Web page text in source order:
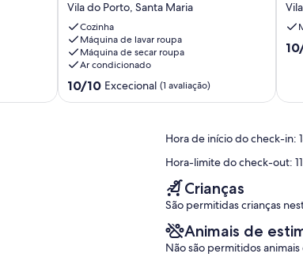
wonderful
Vila
do
Porto
,
Santa
Vila do Porto, Santa Maria
Cozinha
Máquina de lavar roupa
Máquina de secar roupa
Ar condicionado
Pontuação
10/10 Excecional (1 avaliação)
de
em
do
um
10,
Hora de início do check-in:
Hora-limite do check-out:
Crianças
São permitidas crianças
Animais de
Não são permitidos